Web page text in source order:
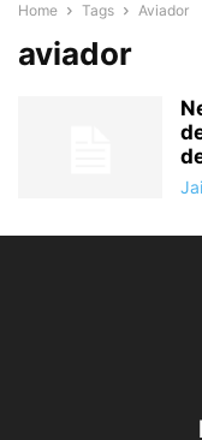
Home Tags Aviador
aviador